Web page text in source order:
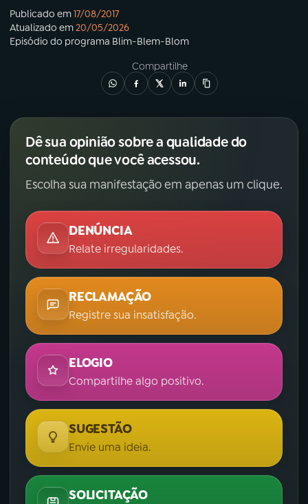
Publicado em17/08/2017
Atualizado em20/05/2026
Episódio do programa Blim-Blem-Blom
Compartilhe
Dê sua opinião sobre a qualidade do
conteúdo que você acessou.
Escolha sua manifestação em apenas um clique.
DENÚNCIA
Relate irregularidades.
RECLAMAÇÃO
Registre sua insatisfação.
ELOGIO
Compartilhe algo positivo.
SUGESTÃO
Envie uma ideia.
SOLICITAÇÃO